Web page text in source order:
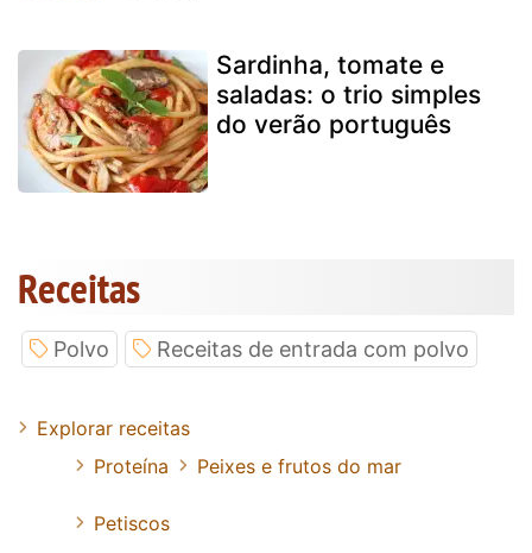
Sardinha, tomate e
saladas: o trio simples
do verão português
Receitas
Polvo Receitas de entrada com polvo
Explorar receitas
Proteína
Peixes e frutos do mar
Petiscos